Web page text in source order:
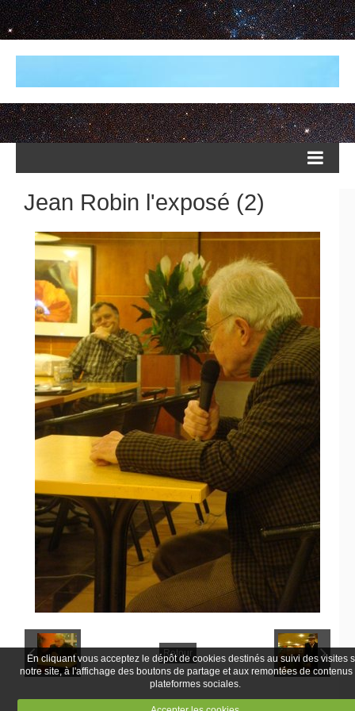
Jean Robin l'exposé (2)
Retour
En cliquant vous acceptez le dépôt de cookies destinés au suivi des visites
notre site, à l'affichage des boutons de partage et aux remontées de contenus
plateformes sociales.